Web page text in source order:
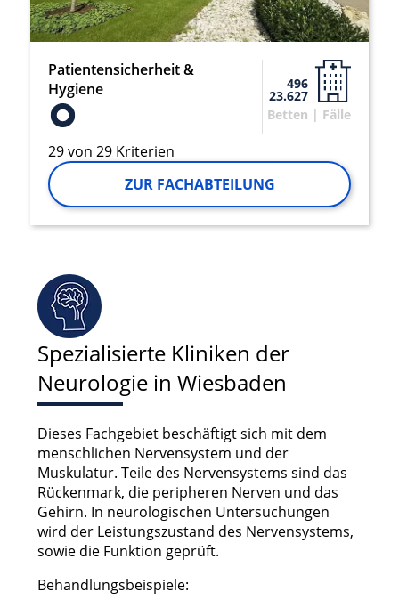
Patientensicherheit &
Hygiene
29 von 29 Kriterien
496
23.627
Betten | Fälle
ZUR FACHABTEILUNG
Spezialisierte Kliniken der
Neurologie in Wiesbaden
Dieses Fachgebiet beschäftigt sich mit dem
menschlichen Nervensystem und der
Muskulatur. Teile des Nervensystems sind das
Rückenmark, die peripheren Nerven und das
Gehirn. In neurologischen Untersuchungen
wird der Leistungszustand des Nervensystems,
sowie die Funktion geprüft.
Behandlungsbeispiele:
Analyse von Zielgruppen durch Statistiken
oder Kombinationen von Daten aus
verschiedenen Quellen
Entwicklung und Verbesserung der
Angebote
Verwendung reduzierter Daten zur Auswahl
von Inhalten
IAB-Besonderheiten:
Verwendung genauer Standortdaten
Informationen identifizieren
Nicht-IAB-Verarbeitungszwecke:
Notwendig
Performance
Funktional
Werbung